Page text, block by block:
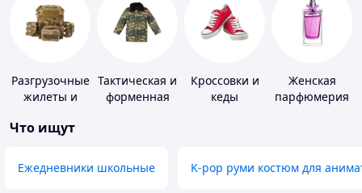
Разгрузочные
жилеты и
без плит
Тактическая и
форменная
Кроссовки и
кеды
Женская
парфюмерия
Что ищут
Ежедневники школьные K-pop руми костюм для